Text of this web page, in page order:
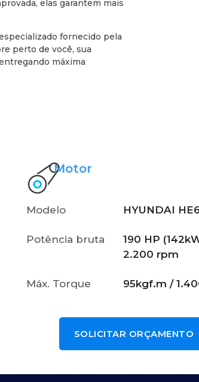
elas garantem mais
fornecido pela
perto de você, sua
máxima
Motor
Modelo HYUNDAI
Potência bruta
190 HP
2.200 rpm
Máx. Torque 95kgf.m /
SOLICITAR ORÇAMENTO